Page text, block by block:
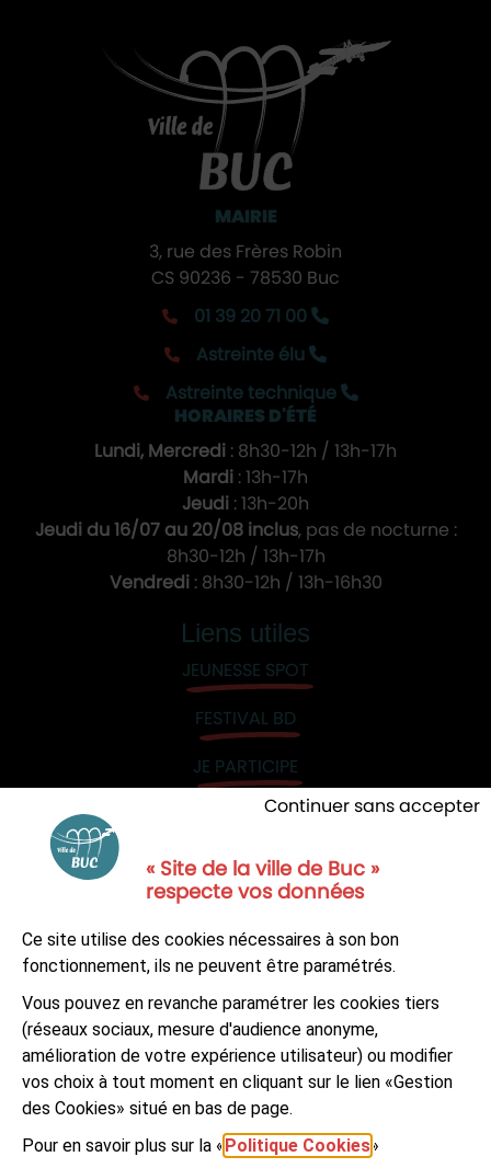
« Site de la ville de Buc »
respecte vos données
Ce site utilise des cookies nécessaires à son bon
fonctionnement, ils ne peuvent être paramétrés.
Vous pouvez en revanche paramétrer les cookies tiers
(réseaux sociaux, mesure d'audience anonyme,
amélioration de votre expérience utilisateur) ou modifier
vos choix à tout moment en cliquant sur le lien «Gestion
des Cookies» situé en bas de page.
Pour en savoir plus sur la « Politique Cookies»
Continuer sans accepter
MAIRIE
3, rue des Frères Robin
CS 90236 - 78530 Buc
01 39 20 71 00
Astreinte élu
Astreinte technique
HORAIRES D'ÉTÉ
Lundi, Mercredi : 8h30-12h / 13h-17h
Mardi : 13h-17h
Jeudi : 13h-20h
Jeudi du 16/07 au 20/08 inclus, pas de nocturne :
8h30-12h / 13h-17h
Vendredi : 8h30-12h / 13h-16h30
Liens utiles
JEUNESSE SPOT
FESTIVAL BD
JE PARTICIPE
NOUS CONTACTER
S'ABONNER À LA NEWSLETTER
Suivez-nous sur
Facebook
LinkedIn